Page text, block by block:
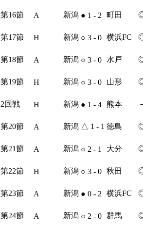
第16節 A 新潟 ● 1 - 2 町田
第17節 H 新潟 ○ 3 - 0 横浜FC
第18節 A 新潟 ○ 3 - 0 水戸
第19節 H 新潟 ○ 3 - 0 山形
2回戦 H 新潟 ● 1 - 4 熊本
第20節 A 新潟 △ 1 - 1 徳島
第21節 A 新潟 ○ 2 - 1 大分
第22節 H 新潟 ○ 3 - 0 秋田
第23節 A 新潟 ● 0 - 2 横浜FC
第24節 A 新潟 ○ 2 - 0 群馬